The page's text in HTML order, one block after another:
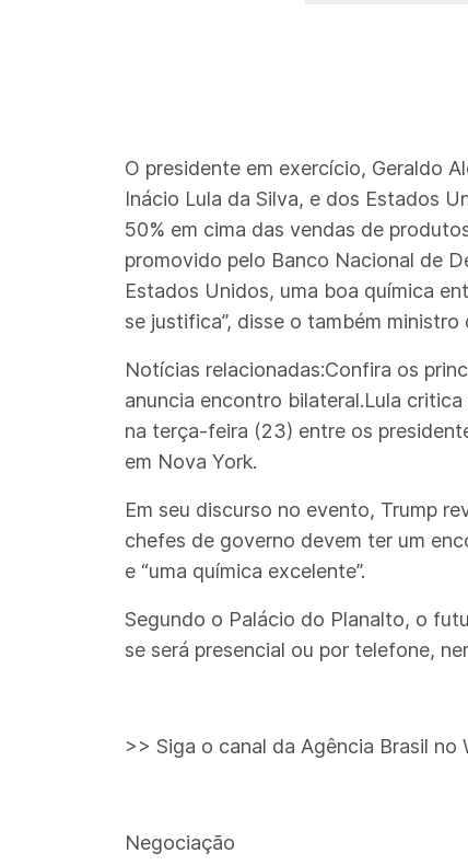
O presidente em exercício, Geraldo
Inácio Lula da Silva, e dos Estados
50% em cima das vendas de
promovido pelo Banco Nacional de
Estados Unidos, uma boa química
se justifica”, disse o também
Notícias relacionadas:Confira os
anuncia encontro bilateral.Lula
na terça-feira (23) entre os
em Nova York.
Em seu discurso no evento, Trump
chefes de governo devem ter um
e “uma química excelente”.
Segundo o Palácio do Planalto, o
se será presencial ou por telefone,
>> Siga o canal da Agência Brasil no
Negociação